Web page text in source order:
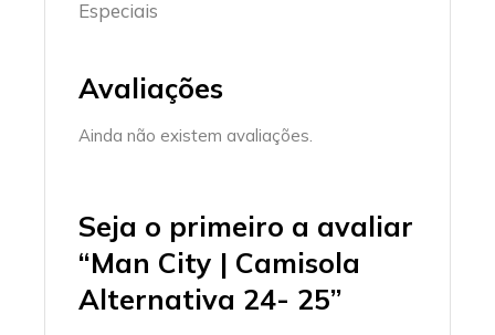
Especiais
Avaliações
Ainda não existem avaliações.
Seja o primeiro a avaliar
“Man City | Camisola
Alternativa 24- 25”